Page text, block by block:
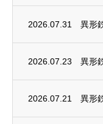
2026.07.31 異形
2026.07.23 異形
2026.07.21 異形